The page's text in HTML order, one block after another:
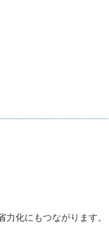
化にもつながります。